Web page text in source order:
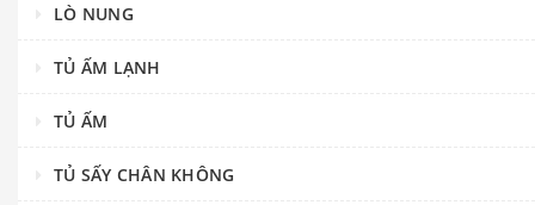
LÒ NUNG
TỦ ẤM LẠNH
TỦ ẤM
TỦ SẤY CHÂN KHÔNG